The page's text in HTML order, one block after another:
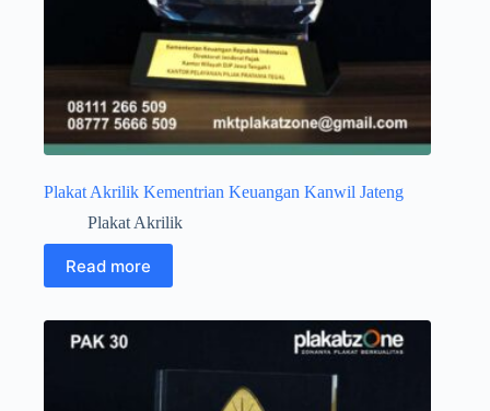
Plakat Akrilik Kementrian Keuangan Kanwil Jateng
Plakat Akrilik
Read more